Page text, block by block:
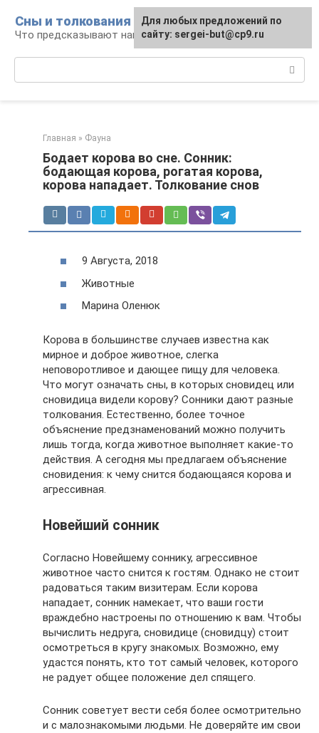
контенту
Сны и толкования
Что предсказывают нам наши сны
Главная » Фауна
Бодает корова во сне. Сонник:
бодающая корова, рогатая корова,
корова нападает. Толкование снов
9 Августа, 2018
Животные
Марина Оленюк
Корова в большинстве случаев известна как
мирное и доброе животное, слегка
неповоротливое и дающее пищу для человека.
Что могут означать сны, в которых сновидец или
сновидица видели корову? Сонники дают разные
толкования. Естественно, более точное
объяснение предзнаменований можно получить
лишь тогда, когда животное выполняет какие-то
действия. А сегодня мы предлагаем объяснение
сновидения: к чему снится бодающаяся корова и
агрессивная.
Новейший сонник
Согласно Новейшему соннику, агрессивное
животное часто снится к гостям. Однако не стоит
радоваться таким визитерам. Если корова
нападает, сонник намекает, что ваши гости
враждебно настроены по отношению к вам. Чтобы
вычислить недруга, сновидице (сновидцу) стоит
осмотреться в кругу знакомых. Возможно, ему
удастся понять, кто тот самый человек, которого
не радует общее положение дел спящего.
Сонник советует вести себя более осмотрительно
и с малознакомыми людьми. Не доверяйте им свои
Для любых предложений по
сайту: sergei-but@cp9.ru